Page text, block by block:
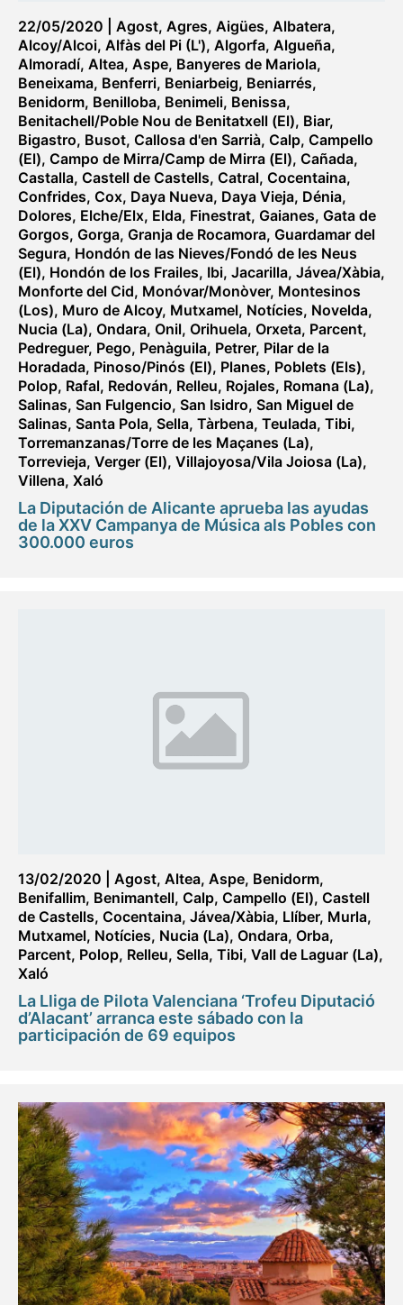
22/05/2020 Agost, Agres, Aigües, Albatera,
Alcoy/Alcoi, Alfàs del Pi (L'), Algorfa, Algueña,
Almoradí, Altea, Aspe, Banyeres de Mariola,
Beneixama, Benferri, Beniarbeig, Beniarrés,
Benidorm, Benilloba, Benimeli, Benissa,
Benitachell/Poble Nou de Benitatxell (El), Biar,
Bigastro, Busot, Callosa d'en Sarrià, Calp, Campello
(El), Campo de Mirra/Camp de Mirra (El), Cañada,
Castalla, Castell de Castells, Catral, Cocentaina,
Confrides, Cox, Daya Nueva, Daya Vieja, Dénia,
Dolores, Elche/Elx, Elda, Finestrat, Gaianes, Gata de
Gorgos, Gorga, Granja de Rocamora, Guardamar del
Segura, Hondón de las Nieves/Fondó de les Neus
(El), Hondón de los Frailes, Ibi, Jacarilla, Jávea/Xàbia,
Monforte del Cid, Monóvar/Monòver, Montesinos
(Los), Muro de Alcoy, Mutxamel, Notícies, Novelda,
Nucia (La), Ondara, Onil, Orihuela, Orxeta, Parcent,
Pedreguer, Pego, Penàguila, Petrer, Pilar de la
Horadada, Pinoso/Pinós (El), Planes, Poblets (Els),
Polop, Rafal, Redován, Relleu, Rojales, Romana (La),
Salinas, San Fulgencio, San Isidro, San Miguel de
Salinas, Santa Pola, Sella, Tàrbena, Teulada, Tibi,
Torremanzanas/Torre de les Maçanes (La),
Torrevieja, Verger (El), Villajoyosa/Vila Joiosa (La),
Villena, Xaló
La Diputación de Alicante aprueba las ayudas
de la XXV Campanya de Música als Pobles con
300.000 euros
13/02/2020 Agost, Altea, Aspe, Benidorm,
Benifallim, Benimantell, Calp, Campello (El), Castell
de Castells, Cocentaina, Jávea/Xàbia, Llíber, Murla,
Mutxamel, Notícies, Nucia (La), Ondara, Orba,
Parcent, Polop, Relleu, Sella, Tibi, Vall de Laguar (La),
Xaló
La Lliga de Pilota Valenciana ‘Trofeu Diputació
d’Alacant’ arranca este sábado con la
participación de 69 equipos